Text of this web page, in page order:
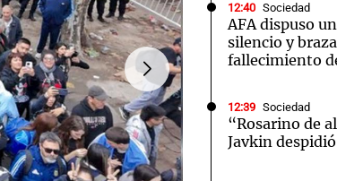
12:40 Sociedad
AFA dispuso
silencio y
fallecimiento
12:39 Sociedad
“Rosarino de
Javkin